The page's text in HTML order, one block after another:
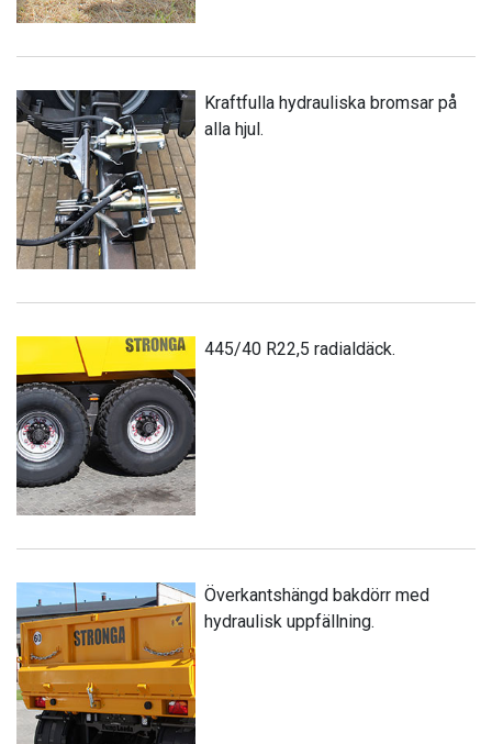
Kraftfulla hydrauliska bromsar på
alla hjul.
445/40 R22,5 radialdäck.
Överkantshängd bakdörr med
hydraulisk uppfällning.